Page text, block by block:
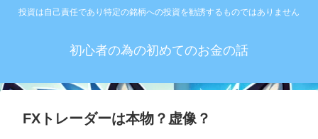
投資は自己責任であり特定の銘柄への投資を勧誘するものではありません
初心者の為の初めてのお金の話
FXトレーダーは本物？虚像？